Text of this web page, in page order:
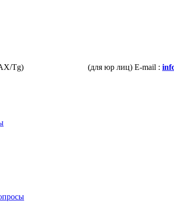
Tg) (для юр лиц) E-mail :